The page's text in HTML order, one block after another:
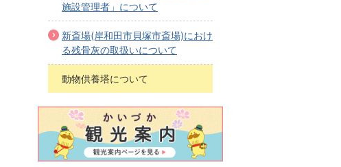
施設管理者」について
新斎場(岸和田市貝塚市斎場)におけ
る残骨灰の取扱いについて
動物供養塔について